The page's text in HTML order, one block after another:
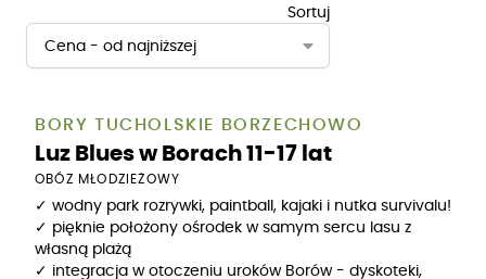
Sortuj
Cena - od najniższej
BORY TUCHOLSKIE BORZECHOWO
Luz Blues w Borach 11-17 lat
OBÓZ MŁODZIEŻOWY
✓ wodny park rozrywki, paintball, kajaki i nutka survivalu!
✓ pięknie położony ośrodek w samym sercu lasu z
własną plażą
✓ integracja w otoczeniu uroków Borów - dyskoteki,